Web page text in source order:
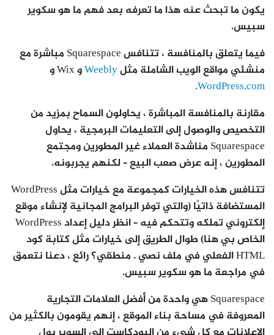
يكون ما تبحث عنه هذا ما تعرفه بعد فهم ما هو سكوير
سبيس.
فيما يتعلق بالمنافسة ، تتنافس Squarespace مباشرة مع
منشئي مواقع الويب الشاملة مثلWeeblyو Wix و
WordPress.com.
مقارنة بالمنافسة المباشرة ، يحاولون السماح بمزيد من
التخصيص والوصول إلى التعليمات البرمجية ، يحاول
Squarespace مناشدة العملاء غير المطورين ومجتمع
المطورين ، إنه عرض صعب البيع – لكنهم يجربونه.
تتنافس هذه الخيارات كمجموعة مع خيارات مثل WordPress
المستضافة ذاتيًا (والتي توفر البرامج المجانية لإنشاء موقع
إلكتروني تملكه وتتحكم فيه – انظر دليل إعداد WordPress
الخاص بي هنا) طوال الطريق إلى خيارات مثل كتابة كود
HTML الفعلي في ملف نصي . منطقي؟ رائع ، دعنا نتعمق
في مراجعة ما هو سكوير سبيس.
Squarespace هي واحدة من أفضل العلامات التجارية
المعروفة في مساحة بناء الموقع ، إنهم يقومون بالكثير من